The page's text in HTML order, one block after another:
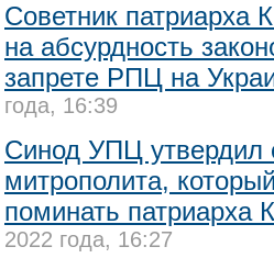
Советник патриарха
на абсурдность
запрете РПЦ на
года, 16:39
Синод УПЦ утвердил
митрополита,
поминать патриарха
2022 года, 16:27